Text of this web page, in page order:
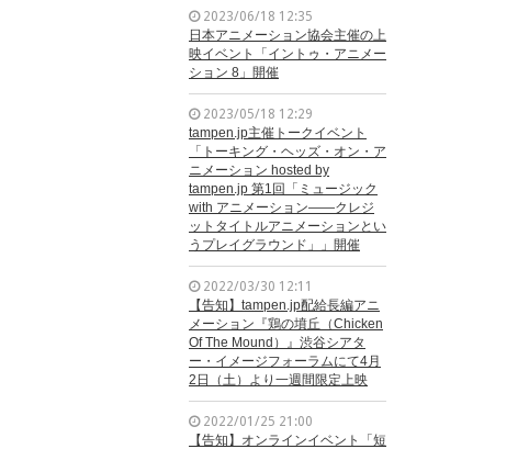
2023/06/18 12:35
日本アニメーション協会主催の上
映イベント「イントゥ・アニメー
ション 8」開催
2023/05/18 12:29
tampen.jp主催トークイベント
「トーキング・ヘッズ・オン・ア
ニメーション hosted by
tampen.jp 第1回「ミュージック
with アニメーション——クレジ
ットタイトルアニメーションとい
うプレイグラウンド」」開催
2022/03/30 12:11
【告知】tampen.jp配給長編アニ
メーション『鶏の墳丘（Chicken
Of The Mound）』渋谷シアタ
ー・イメージフォーラムにて4月
2日（土）より一週間限定上映
2022/01/25 21:00
【告知】オンラインイベント「短